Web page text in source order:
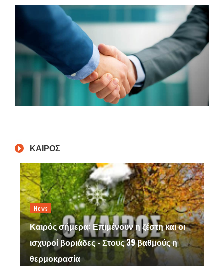
ΚΑΙΡΟΣ
News
Καιρός σήμερα: Επιμένουν η ζέστη και οι
ισχυροί βοριάδες - Στους 39 βαθμούς η
θερμοκρασία